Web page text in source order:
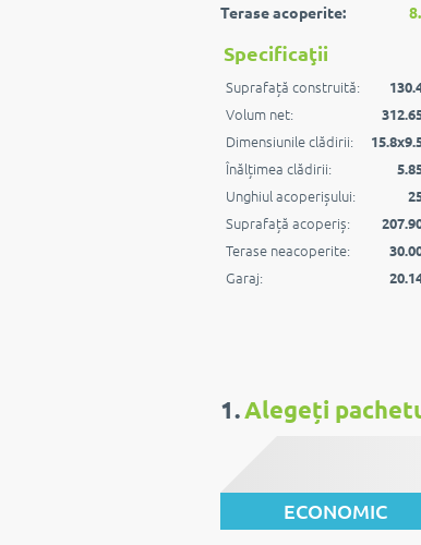
Terase acoperite:
Specificaţii
Suprafață construită:
Volum net:
Dimensiunile clădirii:
Înălțimea clădirii:
Unghiul acoperișului:
Suprafață acoperiș:
Terase neacoperite:
Garaj:
1.Alegeți
ECONOMIC